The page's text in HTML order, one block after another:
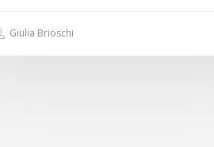
Giulia Brioschi